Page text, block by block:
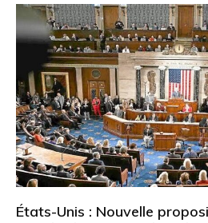
États-Unis : Nouvelle